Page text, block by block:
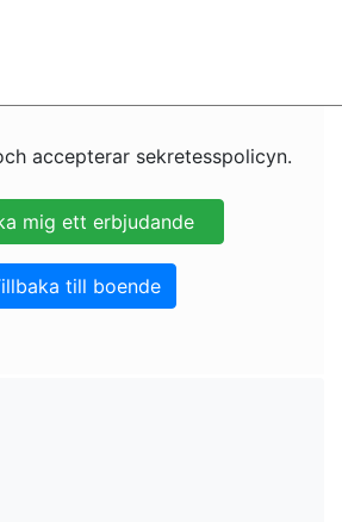
accepterar sekretesspolicyn.
till boende